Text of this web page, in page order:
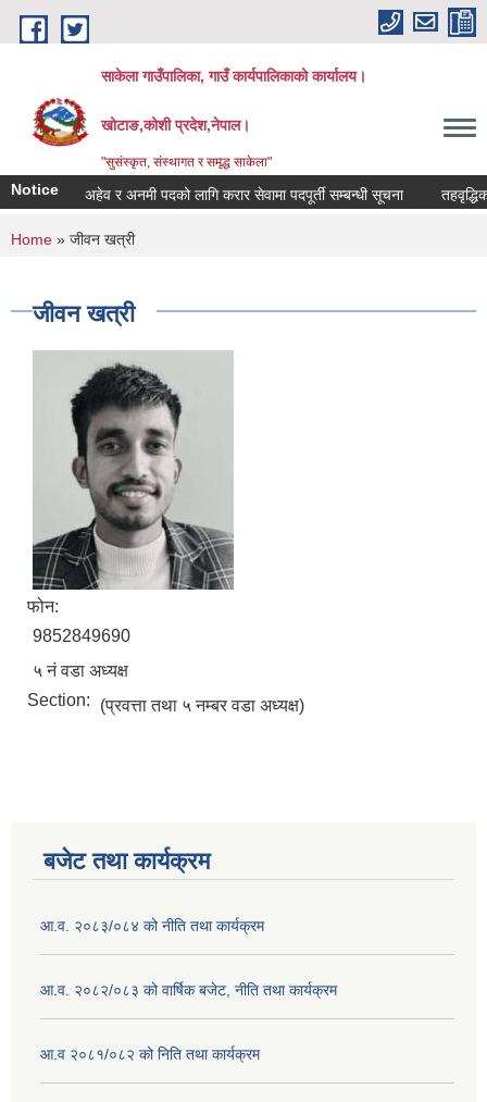
Skip to main content
साकेला गाउँपालिका, गाउँ कार्यपालिकाको कार्यालय।
खोटाङ,कोशी प्रदेश,नेपाल।
"सुसंस्कृत, संस्थागत र समृद्ध साकेला"
Notice अहेव र अनमी पदको लागि करार सेवामा पदपूर्ती सम्बन्धी सूचना तहवृद्धिका
You are here
Home » जीवन खत्री
जीवन खत्री
फोन:
9852849690
५ नं वडा अध्यक्ष
Section:
(प्रवत्ता तथा ५ नम्बर वडा अध्यक्ष)
बजेट तथा कार्यक्रम
आ.व. २०८३/०८४ को नीति तथा कार्यक्रम
आ.व. २०८२/०८३ को वार्षिक बजेट, नीति तथा कार्यक्रम
आ.व २०८१/०८२ को निति तथा कार्यक्रम